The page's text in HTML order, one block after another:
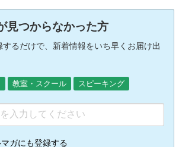
見つからなかった方
するだけで、新着情報をいち早くお届け出
教室・スクール スピーキング
ガにも登録する